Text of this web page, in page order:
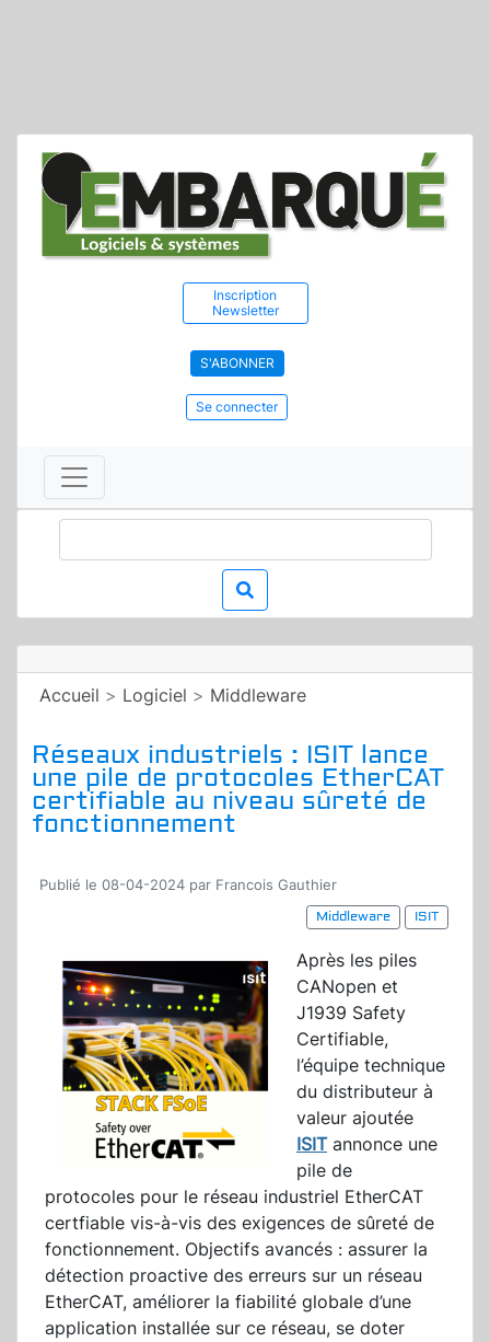
Inscription
Newsletter
S'ABONNER
Se connecter
Accueil > Logiciel > Middleware
Réseaux industriels : ISIT lance
une pile de protocoles EtherCAT
certifiable au niveau sûreté de
fonctionnement
Publié le 08-04-2024 par Francois Gauthier
Middleware
ISIT
Après les piles
CANopen et
J1939 Safety
Certifiable,
l’équipe technique
du distributeur à
valeur ajoutée
ISITannonce une
pile de
protocoles pour le réseau industriel EtherCAT
certfiable vis-à-vis des exigences de sûreté de
fonctionnement. Objectifs avancés : assurer la
détection proactive des erreurs sur un réseau
EtherCAT, améliorer la fiabilité globale d’une
application installée sur ce réseau, se doter